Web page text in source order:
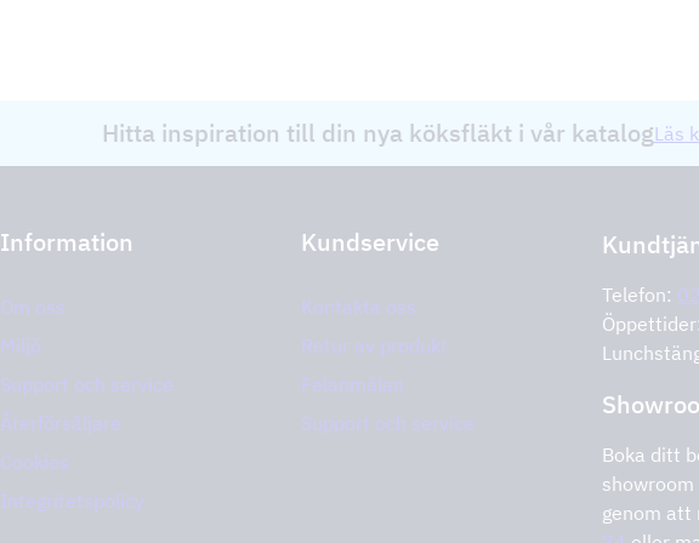
Hitta inspiration till din nya köksfläkt i vår katalogLäs
Information
Om oss
Miljö
Support och service
Återförsäljare
Cookies
Integritetspolicy
Kundservice
Kontakta oss
Retur av produkt
Felanmälan
Support och service
Telefon:
Boka ditt
genom att